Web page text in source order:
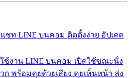
ชท LINE บนคอม ติดตั้งง่าย อัปเดต
ช้งาน LINE บนคอม เปิดใช้ขณะนั่ง
ก พร้อมคุยด้วยเสียง คุยเห็นหน้า ส่ง